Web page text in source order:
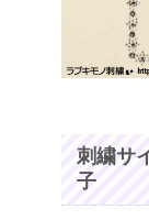
刺繍サ
子